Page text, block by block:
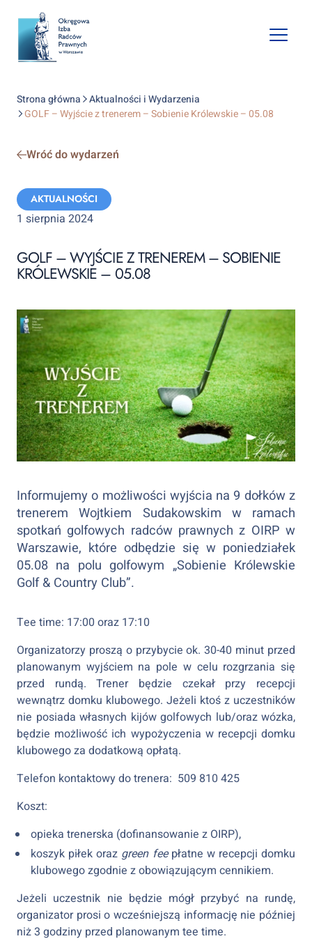
Open
Strona główna
Aktualności i Wydarzenia
GOLF – Wyjście z trenerem – Sobienie Królewskie – 05.08
Wróć do wydarzeń
Categories:
AKTUALNOŚCI
1 sierpnia 2024
GOLF – WYJŚCIE Z TRENEREM – SOBIENIE
KRÓLEWSKIE – 05.08
Informujemy o możliwości wyjścia na 9 dołków z
trenerem Wojtkiem Sudakowskim w ramach
spotkań golfowych radców prawnych z OIRP w
Warszawie, które odbędzie się w poniedziałek
05.08 na polu golfowym „Sobienie Królewskie
Golf & Country Club”.
Tee time: 17:00 oraz 17:10
Organizatorzy proszą o przybycie ok. 30-40 minut przed
planowanym wyjściem na pole w celu rozgrzania się
przed rundą. Trener będzie czekał przy recepcji
wewnątrz domku klubowego. Jeżeli ktoś z uczestników
nie posiada własnych kijów golfowych lub/oraz wózka,
będzie możliwość ich wypożyczenia w recepcji domku
klubowego za dodatkową opłatą.
Telefon kontaktowy do trenera: 509 810 425
Koszt:
opieka trenerska (dofinansowanie z OIRP),
koszyk piłek oraz green feepłatne w recepcji domku
klubowego zgodnie z obowiązującym cennikiem.
Jeżeli uczestnik nie będzie mógł przybyć na rundę,
organizator prosi o wcześniejszą informację nie później
niż 3 godziny przed planowanym tee time.